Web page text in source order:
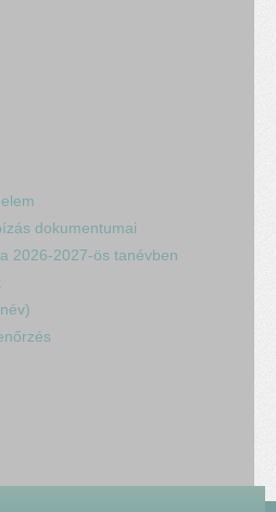
dokumentumai
2026-2027-ös tanévben